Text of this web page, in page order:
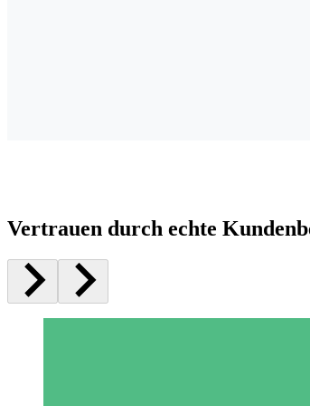
Vertrauen durch echte